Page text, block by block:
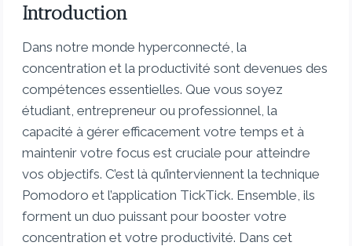
Introduction
Dans notre monde hyperconnecté, la
concentration et la productivité sont devenues des
compétences essentielles. Que vous soyez
étudiant, entrepreneur ou professionnel, la
capacité à gérer efficacement votre temps et à
maintenir votre focus est cruciale pour atteindre
vos objectifs. C’est là qu’interviennent la technique
Pomodoro et l’application TickTick. Ensemble, ils
forment un duo puissant pour booster votre
concentration et votre productivité. Dans cet